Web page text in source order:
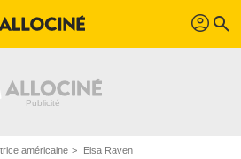
profil search
américaine Elsa Raven